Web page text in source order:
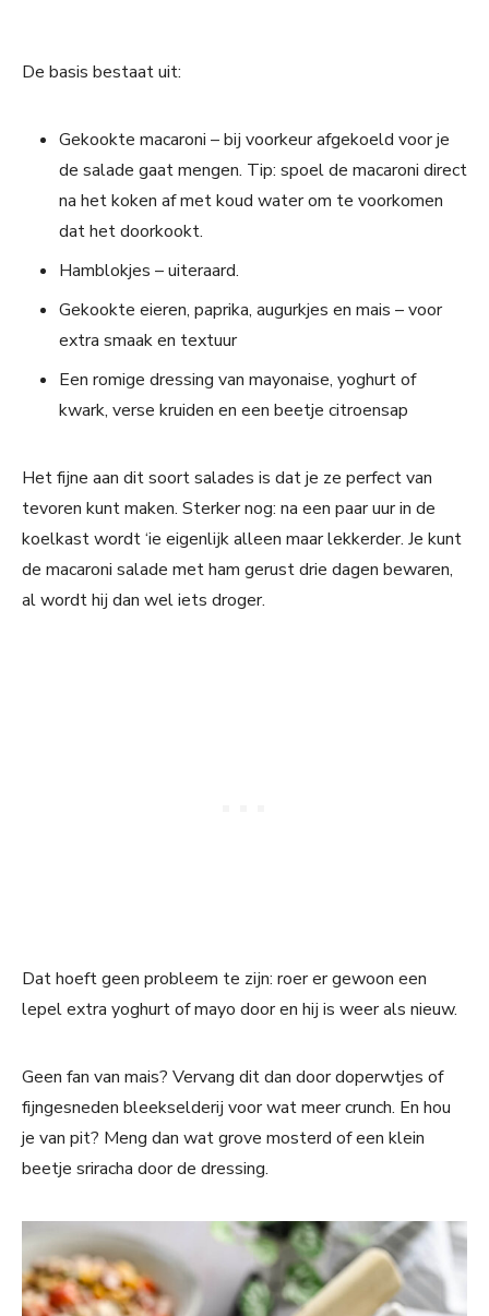
De basis bestaat uit:
Gekookte macaroni – bij voorkeur afgekoeld voor je
de salade gaat mengen. Tip: spoel de macaroni direct
na het koken af met koud water om te voorkomen
dat het doorkookt.
Hamblokjes – uiteraard.
Gekookte eieren, paprika, augurkjes en mais – voor
extra smaak en textuur
Een romige dressing van mayonaise, yoghurt of
kwark, verse kruiden en een beetje citroensap
Het fijne aan dit soort salades is dat je ze perfect van
tevoren kunt maken. Sterker nog: na een paar uur in de
koelkast wordt ‘ie eigenlijk alleen maar lekkerder. Je kunt
de macaroni salade met ham gerust drie dagen bewaren,
al wordt hij dan wel iets droger.
Dat hoeft geen probleem te zijn: roer er gewoon een
lepel extra yoghurt of mayo door en hij is weer als nieuw.
Geen fan van mais? Vervang dit dan door doperwtjes of
fijngesneden bleekselderij voor wat meer crunch. En hou
je van pit? Meng dan wat grove mosterd of een klein
beetje sriracha door de dressing.